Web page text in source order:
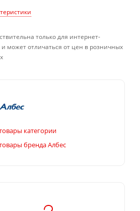
только для интернет-
и может отличаться от цен в розничных
категории
бренда Албес